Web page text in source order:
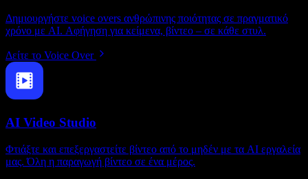
Δημιουργήστε voice overs ανθρώπινης ποιότητας σε πραγματικό
χρόνο με AI. Αφήγηση για κείμενα, βίντεο – σε κάθε στυλ.
Δείτε το Voice Over
AI Video Studio
Φτιάξτε και επεξεργαστείτε βίντεο από το μηδέν με τα AI εργαλεία
μας. Όλη η παραγωγή βίντεο σε ένα μέρος.